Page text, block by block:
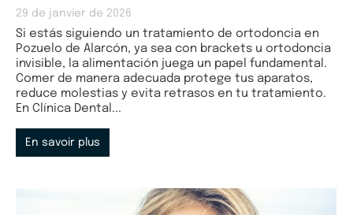
29 de janvier de 2026
Si estás siguiendo un tratamiento de ortodoncia en
Pozuelo de Alarcón, ya sea con brackets u ortodoncia
invisible, la alimentación juega un papel fundamental.
Comer de manera adecuada protege tus aparatos,
reduce molestias y evita retrasos en tu tratamiento.
En Clínica Dental...
En savoir plus